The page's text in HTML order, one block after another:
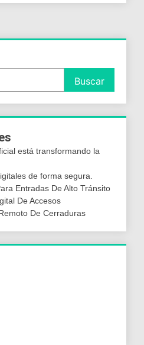
Buscar
está transformando la
de forma segura.
Entradas De Alto Tránsito
De Accesos
De Cerraduras